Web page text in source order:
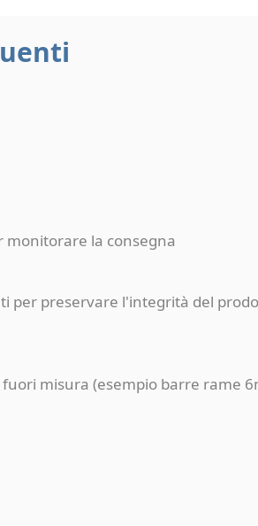
monitorare la consegna
per preservare l'integrità del
misura (esempio barre rame